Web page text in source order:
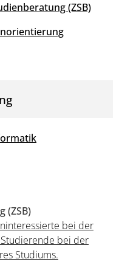
(ZSB)
(ZSB)
bei der
bei der
Studiums.